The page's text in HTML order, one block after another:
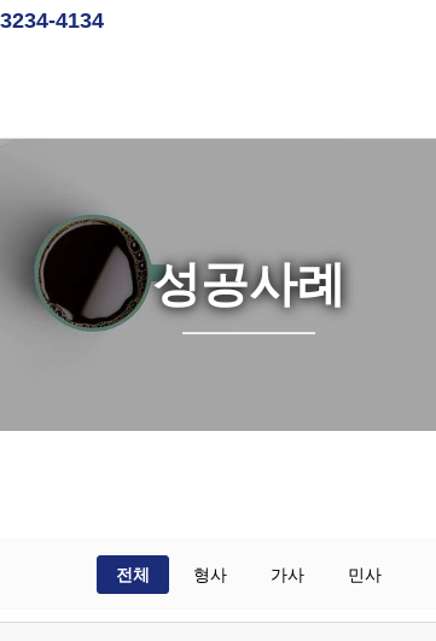
4134
성공사례
전체 형사 가사 민사